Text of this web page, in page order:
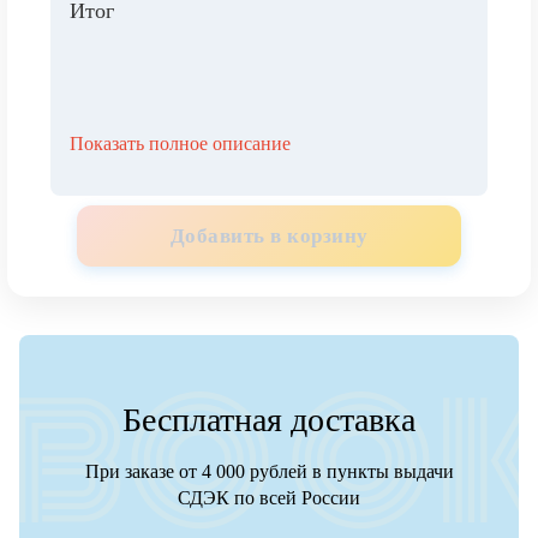
Итог
Показать полное описание
Добавить в корзину
Бесплатная доставка
При заказе от 4 000 рублей в пункты выдачи
СДЭК по всей России